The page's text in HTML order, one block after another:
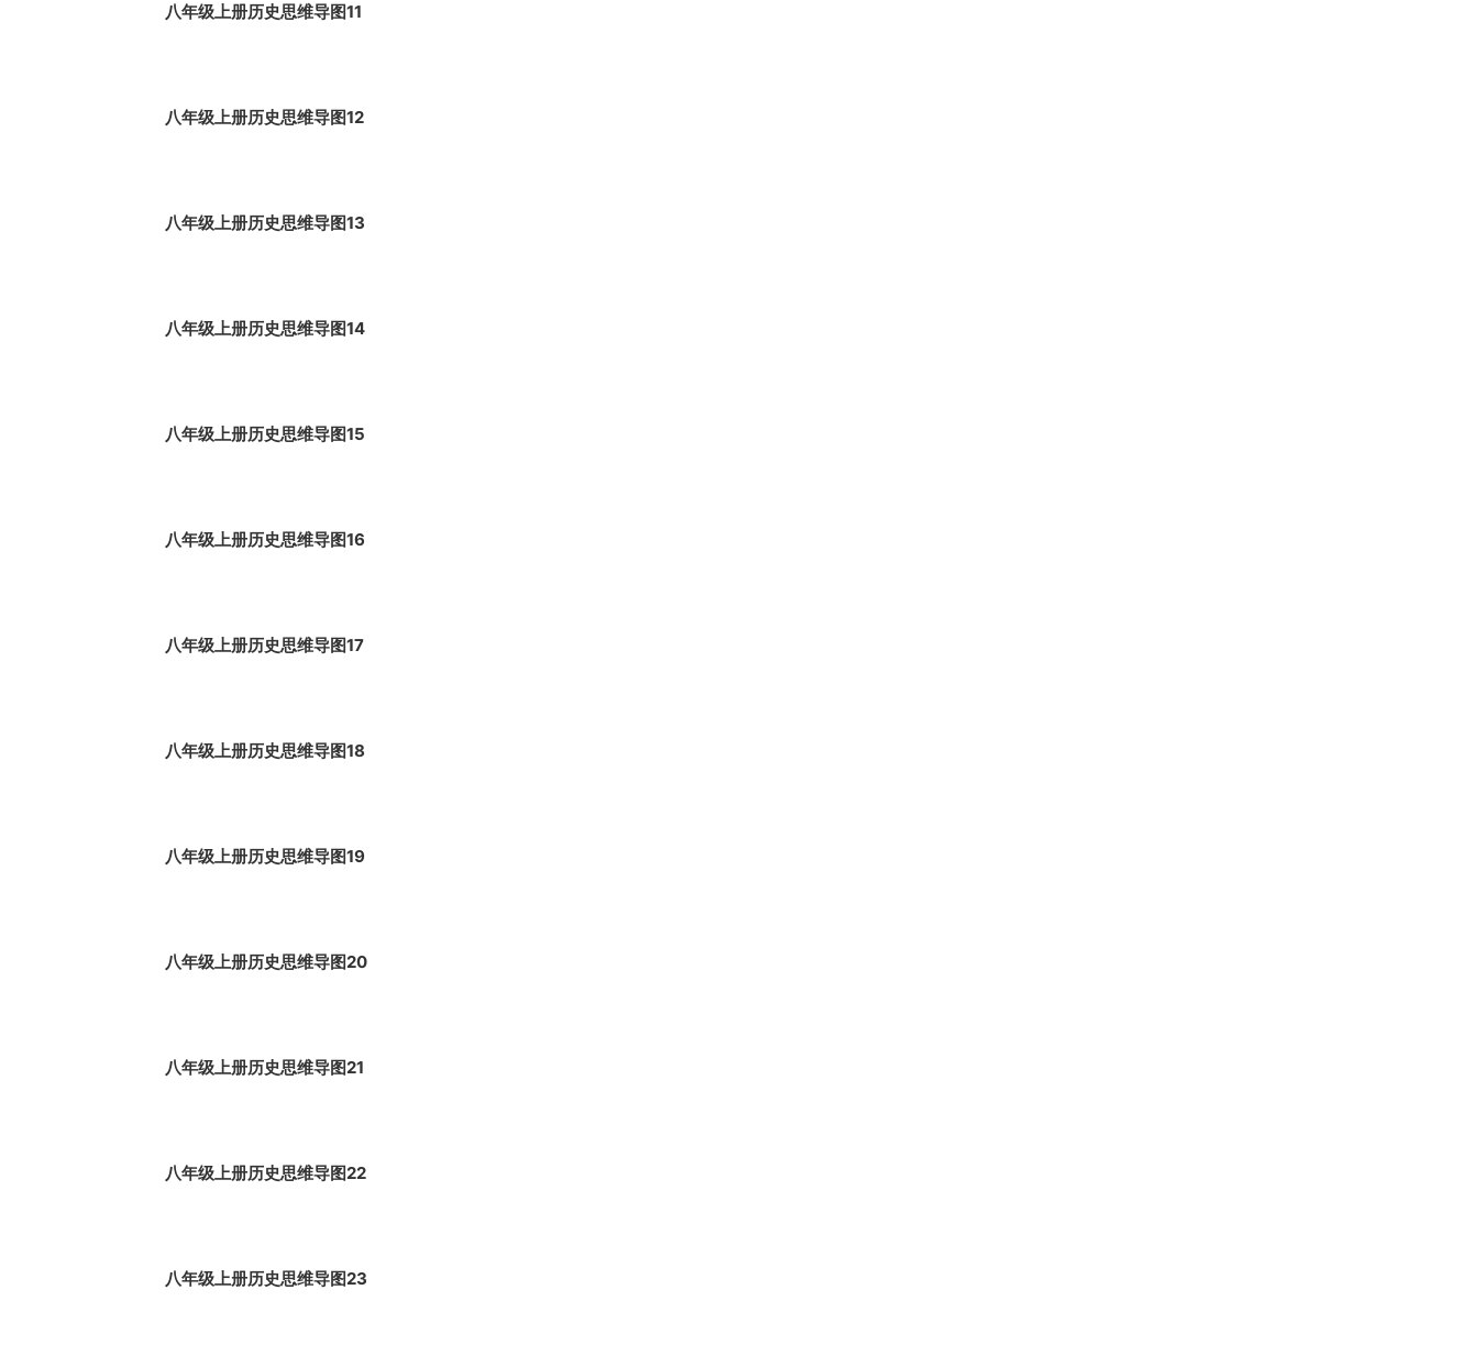
八年级上册历史思维导图11
八年级上册历史思维导图12
八年级上册历史思维导图13
八年级上册历史思维导图14
八年级上册历史思维导图15
八年级上册历史思维导图16
八年级上册历史思维导图17
八年级上册历史思维导图18
八年级上册历史思维导图19
八年级上册历史思维导图20
八年级上册历史思维导图21
八年级上册历史思维导图22
八年级上册历史思维导图23